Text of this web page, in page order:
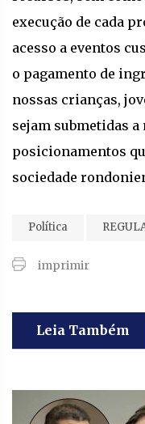
execução de cada
acesso a eventos
o pagamento de
nossas crianças,
sejam submetidas a
posicionamentos
sociedade
Política
imprimir
Leia Também